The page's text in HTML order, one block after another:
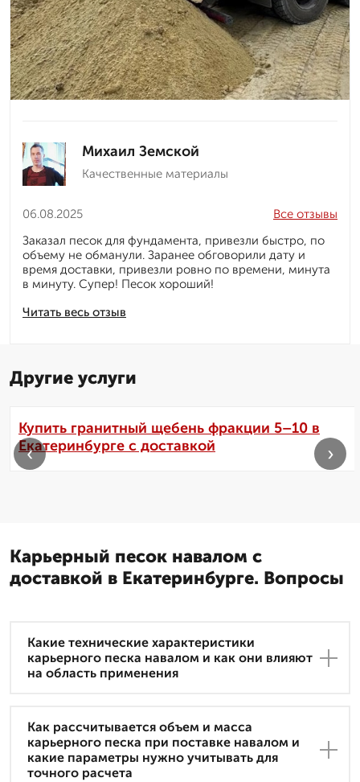
Михаил Земской
Качественные материалы
06.08.2025
Читать весь отзыв
Все отзывы
Заказал песок для фундамента, привезли быстро, по
объему не обманули. Заранее обговорили дату и
время доставки, привезли ровно по времени, минута
в минуту. Супер! Песок хороший!
Другие услуги
Купить гранитный щебень фракции 5–10 в
Екатеринбурге с доставкой
‹ ›
Карьерный песок навалом с
доставкой в Екатеринбурге. Вопросы
Какие технические характеристики
карьерного песка навалом и как они влияют
на область применения
Как рассчитывается объем и масса
карьерного песка при поставке навалом и
какие параметры нужно учитывать для
точного расчета